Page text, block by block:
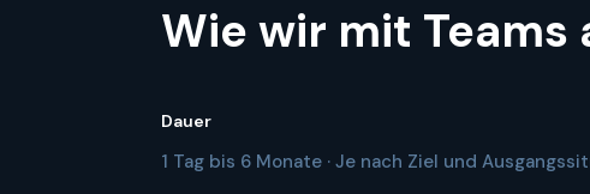
Wie wir mit Teams
Dauer
1 Tag bis 6 Monate · Je nach Ziel und